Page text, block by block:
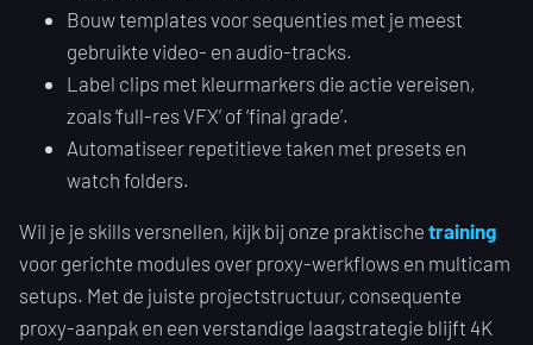
Bouw templates voor sequenties met je meest
gebruikte video- en audio-tracks.
Label clips met kleurmarkers die actie vereisen,
zoals ‘full-res VFX’ of ‘final grade’.
Automatiseer repetitieve taken met presets en
watch folders.
Wil je je skills versnellen, kijk bij onze praktische training
voor gerichte modules over proxy-werkflows en multicam
setups. Met de juiste projectstructuur, consequente
proxy-aanpak en een verstandige laagstrategie blijft 4K